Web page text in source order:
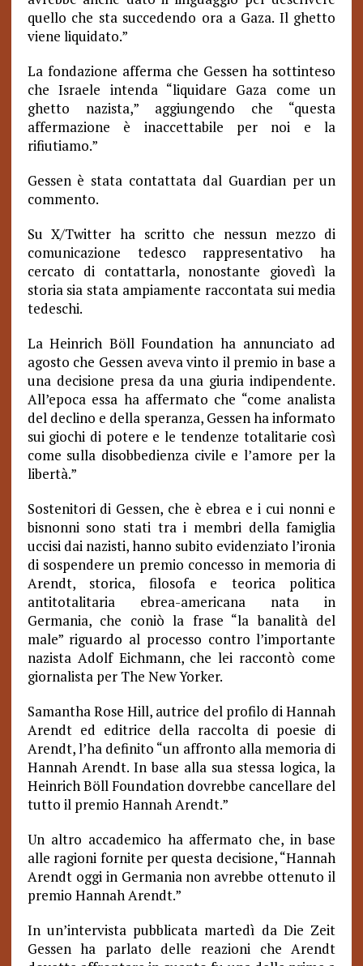
quello che sta succedendo ora a Gaza. Il ghetto
viene liquidato.”
La fondazione afferma che Gessen ha sottinteso
che Israele intenda “liquidare Gaza come un
ghetto nazista,” aggiungendo che “questa
affermazione è inaccettabile per noi e la
rifiutiamo.”
Gessen è stata contattata dal Guardian per un
commento.
Su X/Twitter ha scritto che nessun mezzo di
comunicazione tedesco rappresentativo ha
cercato di contattarla, nonostante giovedì la
storia sia stata ampiamente raccontata sui media
tedeschi.
La Heinrich Böll Foundation ha annunciato ad
agosto che Gessen aveva vinto il premio in base a
una decisione presa da una giuria indipendente.
All’epoca essa ha affermato che “come analista
del declino e della speranza, Gessen ha informato
sui giochi di potere e le tendenze totalitarie così
come sulla disobbedienza civile e l’amore per la
libertà.”
Sostenitori di Gessen, che è ebrea e i cui nonni e
bisnonni sono stati tra i membri della famiglia
uccisi dai nazisti, hanno subito evidenziato l’ironia
di sospendere un premio concesso in memoria di
Arendt, storica, filosofa e teorica politica
antitotalitaria ebrea-americana nata in
Germania, che coniò la frase “la banalità del
male” riguardo al processo contro l’importante
nazista Adolf Eichmann, che lei raccontò come
giornalista per The New Yorker.
Samantha Rose Hill, autrice del profilo di Hannah
Arendt ed editrice della raccolta di poesie di
Arendt, l’ha definito “un affronto alla memoria di
Hannah Arendt. In base alla sua stessa logica, la
Heinrich Böll Foundation dovrebbe cancellare del
tutto il premio Hannah Arendt.”
Un altro accademico ha affermato che, in base
alle ragioni fornite per questa decisione, “Hannah
Arendt oggi in Germania non avrebbe ottenuto il
premio Hannah Arendt.”
In un’intervista pubblicata martedì da Die Zeit
Gessen ha parlato delle reazioni che Arendt